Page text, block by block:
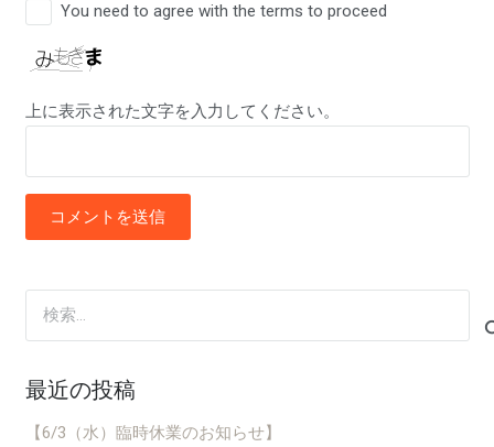
You need to agree with the terms to proceed
上に表示された文字を入力してください。
コメントを送信
最近の投稿
【6/3（水）臨時休業のお知らせ】